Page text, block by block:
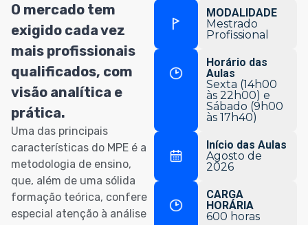
O mercado tem
exigido cada vez
mais profissionais
qualificados, com
visão analítica e
prática.
Uma das principais
características do MPE é a
metodologia de ensino,
que, além de uma sólida
formação teórica, confere
especial atenção à análise
MODALIDADE
Mestrado
Profissional
Horário das
Aulas
Sexta (14h00
às 22h00) e
Sábado (9h00
às 17h40)
Início das Aulas
Agosto de
2026
CARGA
HORÁRIA
600 horas